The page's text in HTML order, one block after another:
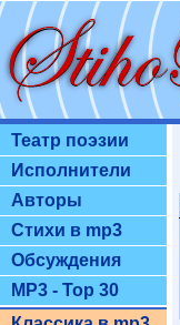
Театр поэзии
Исполнители
Авторы
Стихи в mp3
Обсуждения
MP3 - Top 30